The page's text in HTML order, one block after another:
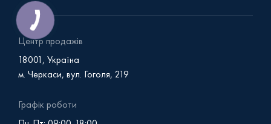
Центр продажів
18001, Україна
м. Черкаси, вул. Гоголя, 219
Графік роботи